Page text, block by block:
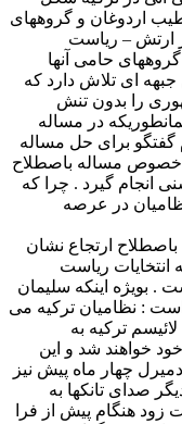
اردوغان و گروههای
ارتش – ریاست
حامی آنها
ای تلاش دارد که
را بدون تنش
در مساله
گفتگو برای حل مساله
خصوص مساله باصطلاح
انجام گیرد . چرا که
در عرصه
باصطلاح ارتجاع نشان
در ۷ ماه مانده به انتخایات ریاست
. بویژه اینکه سلیمان
: نظامیان ترکیه می
ترکیه به
خواهند شد و این
چهار ماه پیش نیز
صدای تانکها به
زود هنگام پیش از فرا